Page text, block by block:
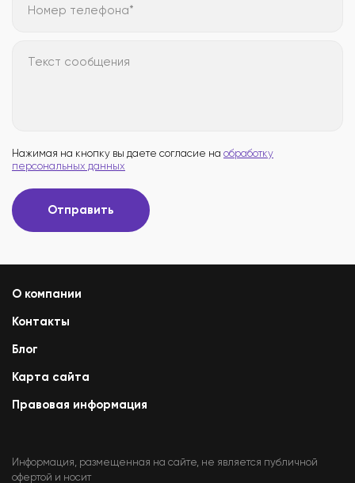
Номер телефона*
Текст сообщения
Нажимая на кнопку вы даете согласие на обработку
персональных данных
Отправить
О компании
Контакты
Блог
Карта сайта
Правовая информация
Информация, размещенная на сайте, не является публичной
офертой и носит